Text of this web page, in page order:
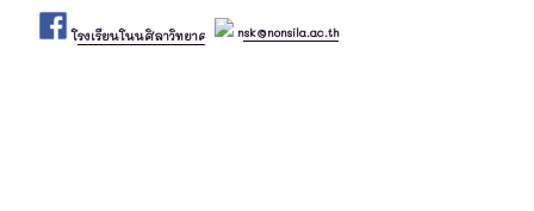
โรงเรียนโนนศิลาวิทยาคม nsk@nonsila.ac.th